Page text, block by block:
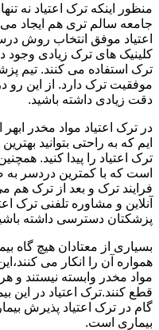
منظور اینکه ترک اعتیاد نه
جامعه سالم تری هم ایجاد
اعتیاد موفق انتخاب روش
کلینیک های ترک زیادی وجود
ترک استفاده می کنند. تیم
موفقیت ترک دارد. از این رو
دقت زیادی داشته باشید.
در ترک اعتیاد مواد مخدر
ایم که به راحتی بتوانید
ترک اعتیاد را پیدا کنید.
است که با کمترین دردسر به
فرایند ترک و بعد از ترک هم
آنلاین و مشاوره تلفنی ترک
پزشکتان دسترسی داشته
بسیاری از معتادان هیچ گاه
همواره آن را انکار می
مواد مخدر وابسته نیستند و
قطع کنند.ترک اعتیاد در این
گام در ترک اعتیاد پذیرش
بیماری است.